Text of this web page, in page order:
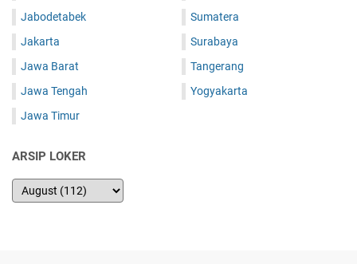
Jabodetabek
Jakarta
Jawa Barat
Jawa Tengah
Jawa Timur
Sumatera
Surabaya
Tangerang
Yogyakarta
ARSIP LOKER